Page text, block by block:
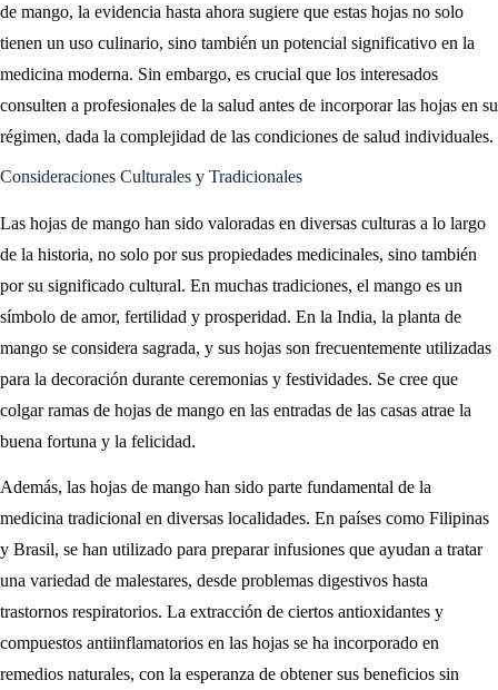
de mango, la evidencia hasta ahora sugiere que estas hojas no solo
tienen un uso culinario, sino también un potencial significativo en la
medicina moderna. Sin embargo, es crucial que los interesados
consulten a profesionales de la salud antes de incorporar las hojas en su
régimen, dada la complejidad de las condiciones de salud individuales.
Consideraciones Culturales y Tradicionales
Las hojas de mango han sido valoradas en diversas culturas a lo largo
de la historia, no solo por sus propiedades medicinales, sino también
por su significado cultural. En muchas tradiciones, el mango es un
símbolo de amor, fertilidad y prosperidad. En la India, la planta de
mango se considera sagrada, y sus hojas son frecuentemente utilizadas
para la decoración durante ceremonias y festividades. Se cree que
colgar ramas de hojas de mango en las entradas de las casas atrae la
buena fortuna y la felicidad.
Además, las hojas de mango han sido parte fundamental de la
medicina tradicional en diversas localidades. En países como Filipinas
y Brasil, se han utilizado para preparar infusiones que ayudan a tratar
una variedad de malestares, desde problemas digestivos hasta
trastornos respiratorios. La extracción de ciertos antioxidantes y
compuestos antiinflamatorios en las hojas se ha incorporado en
remedios naturales, con la esperanza de obtener sus beneficios sin